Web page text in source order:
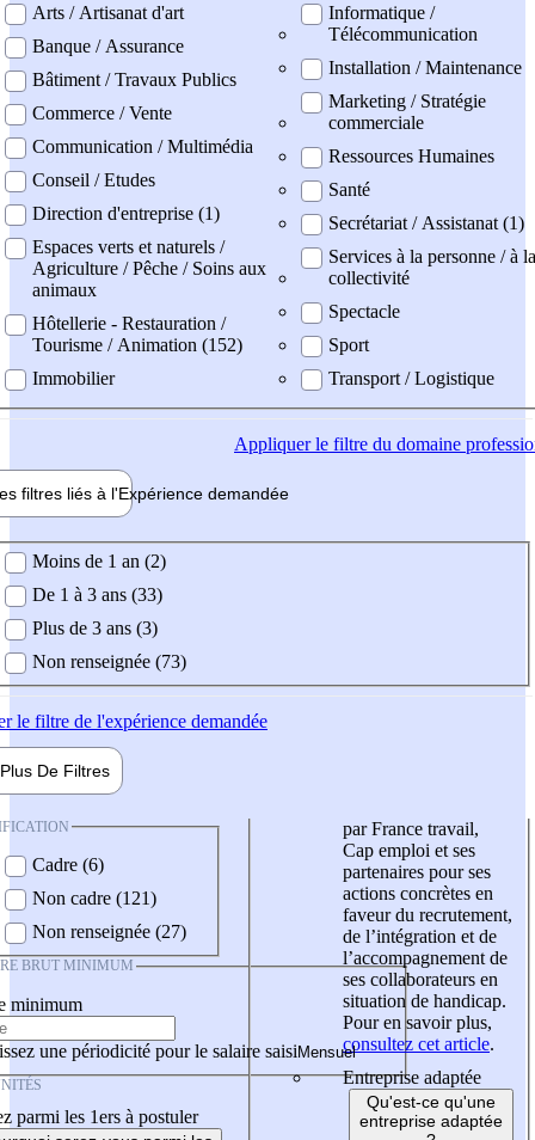
Arts / Artisanat d'art
Banque / Assurance
Bâtiment / Travaux Publics
Commerce / Vente
Communication / Multimédia
Conseil / Etudes
Direction d'entreprise (1)
Espaces verts et naturels /
Agriculture / Pêche / Soins aux
animaux
Hôtellerie - Restauration /
Tourisme / Animation (152)
Immobilier
Informatique /
Télécommunication
Installation / Maintenance
Marketing / Stratégie
commerciale
Ressources Humaines
Santé
Secrétariat / Assistanat (1)
Services à la personne / à la
collectivité
Spectacle
Sport
Transport / Logistique
Appliquerle filtre du domaine
filtres liés à l'Expérience demandée
demandée
Moins de 1 an (2)
De 1 à 3 ans (33)
Plus de 3 ans (3)
Non renseignée (73)
le filtre de l'expérience demandée
Plus De Filtres
Cadre (6)
Non cadre (121)
Non renseignée (27)
BRUT MINIMUM
minimum
une périodicité pour le salaire saisi
parmi les 1ers à postuler
par France travail,
Cap emploi et ses
partenaires pour ses
actions concrètes en
faveur du recrutement,
de l’intégration et de
l’accompagnement de
ses collaborateurs en
situation de handicap.
Pour en savoir plus,
consultez cet article.
Entreprise adaptée
Qu'est-ce qu'une
entreprise adaptée